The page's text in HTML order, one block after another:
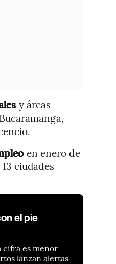
y áreas
en enero de
ciudades
el pie
cifra es menor
lanzan alertas